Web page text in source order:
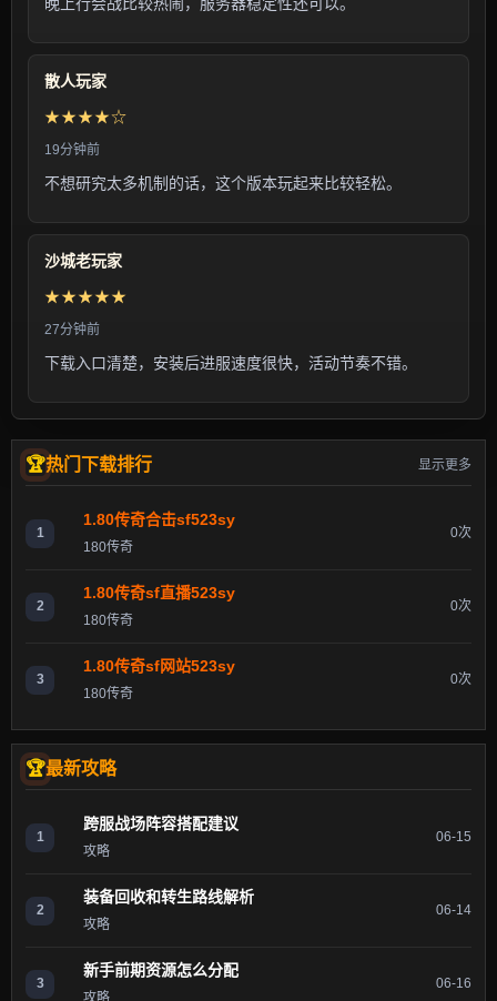
散人玩家
★★★★☆
19分钟前
不想研究太多机制的话，这个版本玩起来比较轻松。
沙城老玩家
★★★★★
27分钟前
下载入口清楚，安装后进服速度很快，活动节奏不错。
热门下载排行 显示更多
1
1.80传奇合击sf523sy
180传奇
0次
2
1.80传奇sf直播523sy
180传奇
0次
3
1.80传奇sf网站523sy
180传奇
0次
最新攻略
1
跨服战场阵容搭配建议
攻略
06-15
2
装备回收和转生路线解析
攻略
06-14
3
新手前期资源怎么分配
攻略
06-16